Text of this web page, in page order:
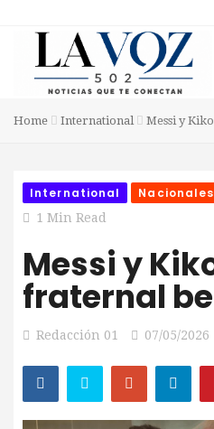
Home International Messi y
International Nacionales
1 Min Read
Messi y
fraternal
Redacción 01 07/05/2026